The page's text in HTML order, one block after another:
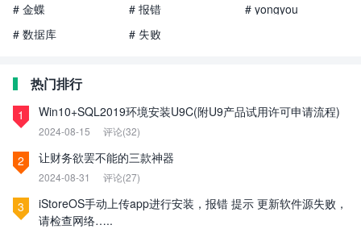
# 金蝶
# 报错
# yongyou
# 数据库
# 失败
热门排行
1 Win10+SQL2019环境安装U9C(附U9产品试用许可申请流程)
2024-08-15 评论(32)
2 让财务欲罢不能的三款神器
2024-08-31 评论(27)
3
iStoreOS手动上传app进行安装，报错 提示 更新软件源失败，
请检查网络…..